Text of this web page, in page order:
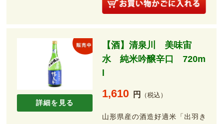
詳細を見る
【酒】清泉川 美味宙
水 純米吟醸辛口 720m
1,610 円 （税込）
山形県産の酒造好適米「出羽き